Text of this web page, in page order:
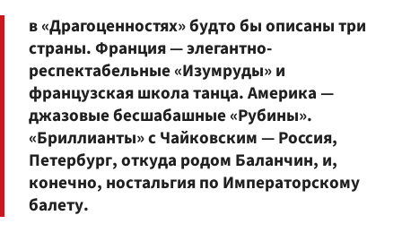
в «Драгоценностях» будто бы описаны три
страны. Франция — элегантно-
респектабельные «Изумруды» и
французская школа танца. Америка —
джазовые бесшабашные «Рубины».
«Бриллианты» с Чайковским — Россия,
Петербург, откуда родом Баланчин, и,
конечно, ностальгия по Императорскому
балету.